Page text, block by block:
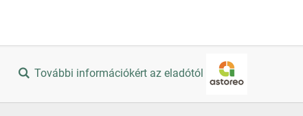
További információkért az eladótól